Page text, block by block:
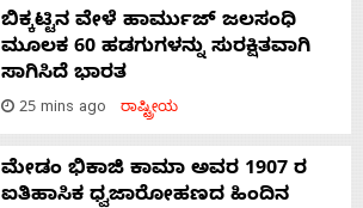
ಬಿಕ್ಕಟ್ಟಿನ ವೇಳೆ ಹಾರ್ಮುಜ್ ಜಲಸಂಧಿ
ಮೂಲಕ 60 ಹಡಗುಗಳನ್ನು ಸುರಕ್ಷಿತವಾಗಿ
ಸಾಗಿಸಿದೆ ಭಾರತ
25 mins ago ರಾಷ್ಟ್ರೀಯ
ಮೇಡಂ ಭಿಕಾಜಿ ಕಾಮಾ ಅವರ 1907 ರ
ಐತಿಹಾಸಿಕ ಧ್ವಜಾರೋಹಣದ ಹಿಂದಿನ